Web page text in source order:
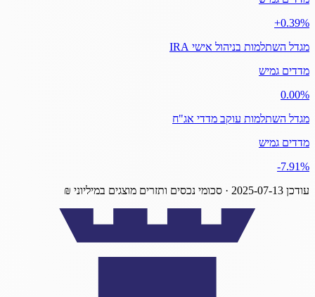
‎+0.39%
מגדל השתלמות בניהול אישי IRA
מדדים גמיש
‎0.00%
מגדל השתלמות עוקב מדדי אג"ח
מדדים גמיש
‎-7.91%
עודכן 2025-07-13 · סכומי נכסים ותזרים מוצגים במיליוני ₪